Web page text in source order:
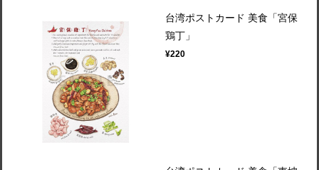
台湾ポストカード 美食「宮保
鶏丁」
¥220